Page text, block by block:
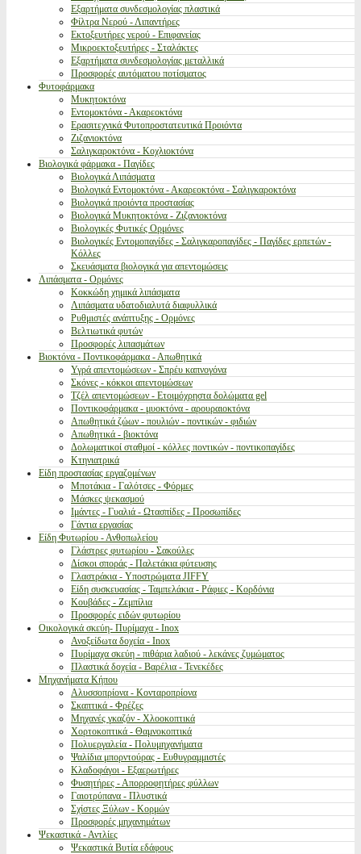
Εξαρτήματα συνδεσμολογίας πλαστικά
Φίλτρα Νερού - Λιπαντήρες
Εκτοξευτήρες νερού - Επιφανείας
Μικροεκτοξευτήρες - Σταλάκτες
Εξαρτήματα συνδεσμολογίας μεταλλικά
Προσφορές αυτόματου ποτίσματος
Φυτοφάρμακα
Μυκητοκτόνα
Εντομοκτόνα - Ακαρεοκτόνα
Ερασιτεχνικά Φυτοπροστατευτικά Προιόντα
Ζιζανιοκτόνα
Σαλιγκαροκτόνα - Κοχλιοκτόνα
Βιολογικά φάρμακα - Παγίδες
Βιολογικά Λιπάσματα
Βιολογικά Εντομοκτόνα - Ακαρεοκτόνα - Σαλιγκαροκτόνα
Βιολογικά προιόντα προστασίας
Βιολογικά Μυκητοκτόνα - Ζιζανιοκτόνα
Βιολογικές Φυτικές Ορμόνες
Βιολογικές Εντομοπαγίδες - Σαλιγκαροπαγίδες - Παγίδες ερπετών -
Κόλλες
Σκευάσματα βιολογικά για απεντομώσεις
Λιπάσματα - Ορμόνες
Κοκκώδη χημικά λιπάσματα
Λιπάσματα υδατοδιαλυτά διαφυλλικά
Ρυθμιστές ανάπτυξης - Ορμόνες
Βελτιωτικά φυτών
Προσφορές λιπασμάτων
Βιοκτόνα - Ποντικοφάρμακα - Απωθητικά
Υγρά απεντομώσεων - Σπρέυ καπνογόνα
Σκόνες - κόκκοι απεντομώσεων
Τζέλ απεντομώσεων - Ετοιμόχρηστα δολώματα gel
Ποντικοφάρμακα - μυοκτόνα - αρουραιοκτόνα
Απωθητικά ζώων - πουλιών - ποντικών - φιδιών
Απωθητικά - βιοκτόνα
Δολωματικοί σταθμοί - κόλλες ποντικών - ποντικοπαγίδες
Κτηνιατρικά
Είδη προστασίας εργαζομένων
Μποτάκια - Γαλότσες - Φόρμες
Μάσκες ψεκασμού
Ιμάντες - Γυαλιά - Ωτασπίδες - Προσωπίδες
Γάντια εργασίας
Είδη Φυτωρίου - Ανθοπωλείου
Γλάστρες φυτωρίου - Σακούλες
Δίσκοι σποράς - Παλετάκια φύτευσης
Γλαστράκια - Υποστρώματα JIFFY
Είδη συσκευασίας - Ταμπελάκια - Ράφιες - Κορδόνια
Κουβάδες - Ζεμπίλια
Προσφορές ειδών φυτωρίου
Οικολογικά σκεύη- Πυρίμαχα - Inox
Ανοξείδωτα δοχεία - Inox
Πυρίμαχα σκεύη - πιθάρια λαδιού - λεκάνες ζυμώματος
Πλαστικά δοχεία - Βαρέλια - Τενεκέδες
Μηχανήματα Κήπου
Αλυσσοπρίονα - Κονταροπρίονα
Σκαπτικά - Φρέζες
Μηχανές γκαζόν - Χλοοκοπτικά
Χορτοκοπτικά - Θαμνοκοπτικά
Πολυεργαλεία - Πολυμηχανήματα
Ψαλίδια μπορντούρας - Ευθυγραμμιστές
Κλαδοφάγοι - Εξαερωτήρες
Φυσητήρες - Απορροφητήρες φύλλων
Γαιοτρύπανα - Πλυστικά
Σχίστες Ξύλων - Κορμών
Προσφορές μηχανημάτων
Ψεκαστικά - Αντλίες
Ψεκαστικά Βυτία εδάφους